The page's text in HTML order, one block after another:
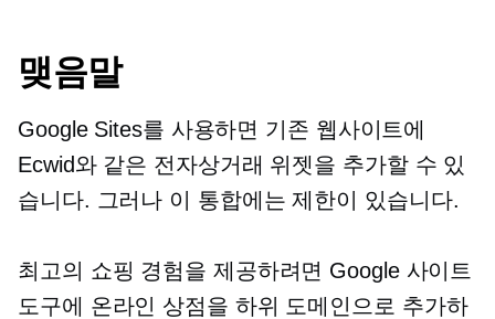
맺음말
Google Sites를 사용하면 기존 웹사이트에
Ecwid와 같은 전자상거래 위젯을 추가할 수 있
습니다. 그러나 이 통합에는 제한이 있습니다.
최고의 쇼핑 경험을 제공하려면 Google 사이트
도구에 온라인 상점을 하위 도메인으로 추가하